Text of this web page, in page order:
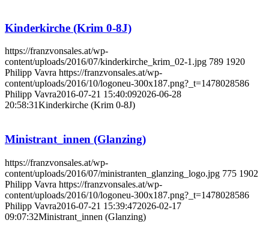
Kinderkirche (Krim 0-8J)
https://franzvonsales.at/wp-
content/uploads/2016/07/kinderkirche_krim_02-1.jpg 789 1920
Philipp Vavra https://franzvonsales.at/wp-
content/uploads/2016/10/logoneu-300x187.png?_t=1478028586
Philipp Vavra2016-07-21 15:40:092026-06-28
20:58:31Kinderkirche (Krim 0-8J)
Ministrant_innen (Glanzing)
https://franzvonsales.at/wp-
content/uploads/2016/07/ministranten_glanzing_logo.jpg 775 1902
Philipp Vavra https://franzvonsales.at/wp-
content/uploads/2016/10/logoneu-300x187.png?_t=1478028586
Philipp Vavra2016-07-21 15:39:472026-02-17
09:07:32Ministrant_innen (Glanzing)